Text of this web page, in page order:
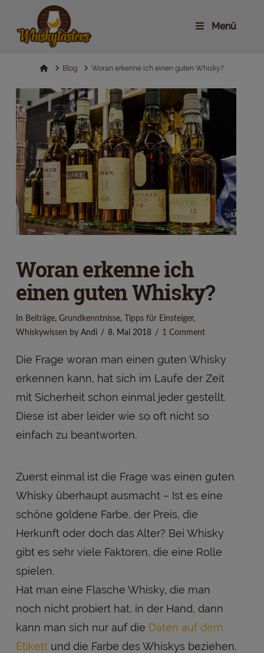
Menü
HomeBlog Woran erkenne ich einen guten Whisky?
Woran erkenne ich
einen guten Whisky?
In Beiträge, Grundkenntnisse, Tipps für Einsteiger,
Whiskywissen by Andi 8. Mai 2018 1 Comment
Die Frage woran man einen guten Whisky
erkennen kann, hat sich im Laufe der Zeit
mit Sicherheit schon einmal jeder gestellt.
Diese ist aber leider wie so oft nicht so
einfach zu beantworten.
Zuerst einmal ist die Frage was einen guten
Whisky überhaupt ausmacht – Ist es eine
schöne goldene Farbe, der Preis, die
Herkunft oder doch das Alter? Bei Whisky
gibt es sehr viele Faktoren, die eine Rolle
spielen.
Hat man eine Flasche Whisky, die man
noch nicht probiert hat, in der Hand, dann
kann man sich nur auf die Daten auf dem
Etikettund die Farbe des Whiskys beziehen.